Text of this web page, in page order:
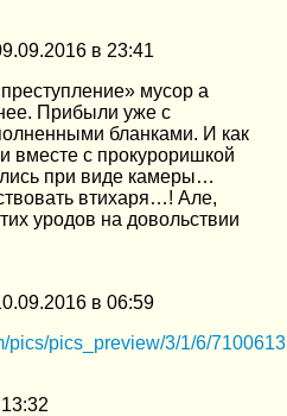
в 23:41
мусор а
Прибыли уже с
бланками. И как
вместе с прокуроришкой
при виде камеры…
втихаря…! Але,
уродов на довольствии
в 06:59
pics/pics_preview/3/1/6/